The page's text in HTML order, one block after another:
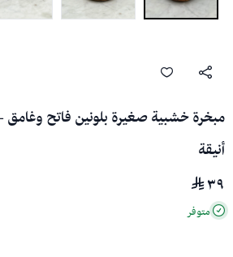
مبخرة خشبية صغيرة بلونين فاتح
أنيقة
٣٩
متوفر